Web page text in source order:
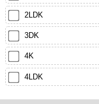
2LDK
3DK
4K
4LDK